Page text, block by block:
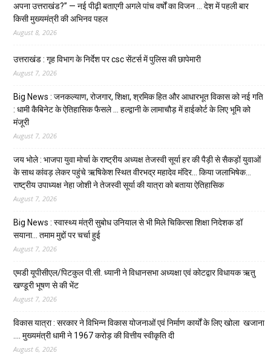
अपना उत्तराखंड?” — नई पीढ़ी बताएगी अगले पांच वर्षों का विजन … देश में पहली बार
किसी मुख्यमंत्री की अभिनव पहल
August 8, 2026
उत्तराखंड : गृह विभाग के निर्देश पर csc सेंटर्स में पुलिस की छापेमारी
August 7, 2026
Big News : जनकल्याण, रोजगार, शिक्षा, श्रमिक हित और आधारभूत विकास को नई गति
: धामी कैबिनेट के ऐतिहासिक फैसले … हल्द्वानी के लामाचौड़ में हाईकोर्ट के लिए भूमि को
मंजूरी
August 7, 2026
जय भोले : भाजपा युवा मोर्चा के राष्ट्रीय अध्यक्ष तेजस्वी सूर्या हर की पैड़ी से सैकड़ों युवाओं
के साथ कांवड़ लेकर पहुंचे ऋषिकेश स्थित वीरभद्र महादेव मंदिर… किया जलाभिषेक…
राष्ट्रीय उपाध्यक्ष नेहा जोशी ने तेजस्वी सूर्या की यात्रा को बताया ऐतिहासिक
August 7, 2026
Big News : स्वास्थ्य मंत्री सुबोध उनियाल से भी मिले चिकित्सा शिक्षा निदेशक डॉ
सयाना… तमाम मुद्दों पर चर्चा हुई
August 7, 2026
एमडी यूपीसीएल/पिटकुल पी.सी. ध्यानी ने विधानसभा अध्यक्षा एवं कोटद्वार विधायक ऋतु
खण्डूरी भूषण से की भेंट
August 7, 2026
विकास यात्रा : सरकार ने विभिन्न विकास योजनाओं एवं निर्माण कार्यों के लिए खोला खजाना
…. मुख्यमंत्री धामी ने ₹1967 करोड़ की वित्तीय स्वीकृति दी
August 6, 2026